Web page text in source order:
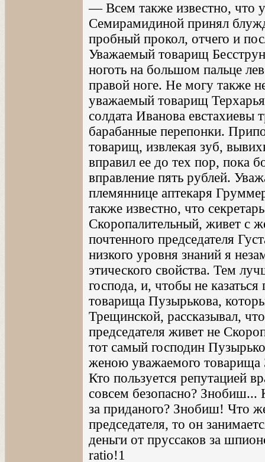
— Всем также известно, что
Семирамидиной принял
пробный прокол, отчего и
Уважаемый товарищ
ноготь на большом пальце
правой ноге. Не могу также
уважаемый товарищ
солдата Иванова евстахиевы
барабанные перепонки.
товарищ, извлекая зуб,
вправил ее до тех пор, пока
вправление пять рублей.
племяннице аптекаря
также известно, что
Скоропалительный, живет с
почтенного председателя
низкого уровня знаний я
этического свойства. Тем
господа, и, чтобы не
товарища Пузырькова,
Трещинской, рассказывал,
председателя живет не
тот самый господин
женою уважаемого
Кто пользуется репутацией
совсем безопасно? Знобиш...
за приданого? Знобиш! Что
председателя, то он
деньги от пруссаков за
ratio!1